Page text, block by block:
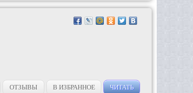
ОТЗЫВЫ В ИЗБРАННОЕ ЧИТАТЬ